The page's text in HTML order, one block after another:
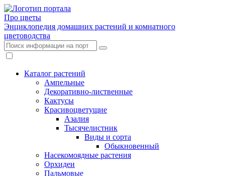
Про цветы
Энциклопедия домашних растений и комнатного
цветоводства
Каталог растений
Ампельные
Декоративно-лиственные
Кактусы
Красивоцветущие
Азалия
Тысячелистник
Виды и сорта
Обыкновенный
Насекомоядные растения
Орхидеи
Пальмовые